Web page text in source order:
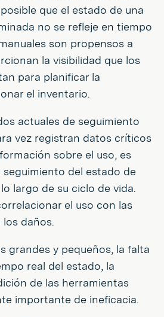
que el estado de una
no se refleje en tiempo
son propensos a
la visibilidad que los
para planificar la
el inventario.
actuales de seguimiento
vez registran datos críticos
sobre el uso, es
del estado de
largo de su ciclo de vida.
el uso con las
daños.
grandes y pequeños, la falta
real del estado, la
de las herramientas
importante de ineficacia.